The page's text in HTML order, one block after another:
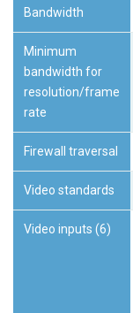
Bandwidth
Minimum
bandwidth for
resolution/frame
rate
Firewall traversal
Video standards
Video inputs (6)